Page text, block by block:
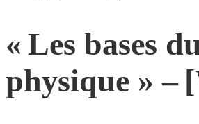
« Les bases
physique » –